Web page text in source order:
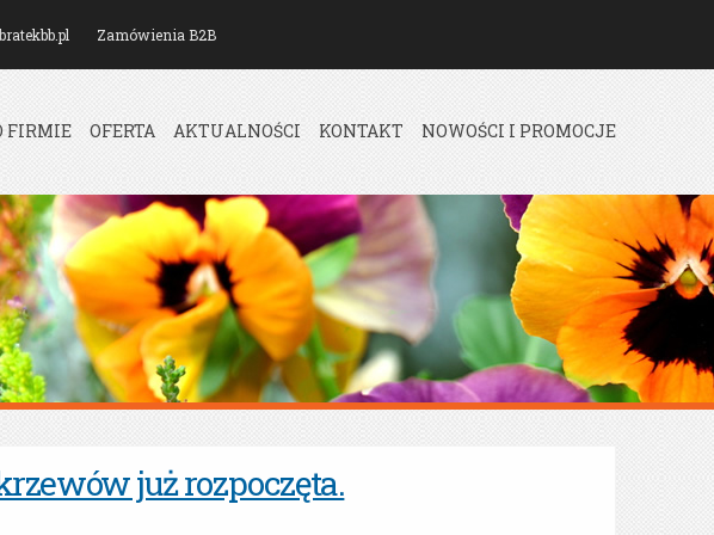
bratekbb.pl Zamówienia B2B
FIRMIE OFERTA AKTUALNOŚCI KONTAKT NOWOŚCI I PROMOCJE
już rozpoczęta.